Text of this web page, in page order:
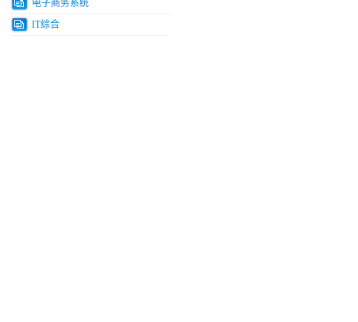
电子商务系统
IT综合